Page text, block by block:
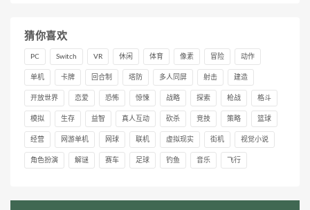
猜你喜欢
PC Switch VR 休闲 体育 像素 冒险 动作
单机 卡牌 回合制 塔防 多人同屏 射击 建造
开放世界 恋爱 恐怖 惊悚 战略 探索 枪战 格斗
模拟 生存 益智 真人互动 砍杀 竞技 策略 篮球
经营 网游单机 网球 联机 虚拟现实 街机 视觉小说
角色扮演 解谜 赛车 足球 钓鱼 音乐 飞行